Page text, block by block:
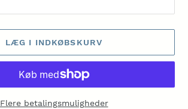
LÆG I INDKØBSKURV
Flere betalingsmuligheder